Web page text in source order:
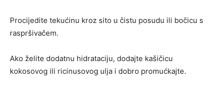
Procijedite tekućinu kroz sito u čistu posudu ili bočicu s
raspršivačem.
Ako želite dodatnu hidrataciju, dodajte kašičicu
kokosovog ili ricinusovog ulja i dobro promućkajte.